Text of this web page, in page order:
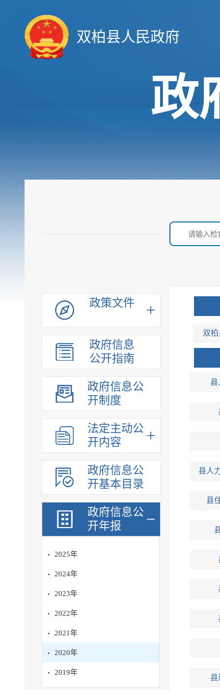
双柏县人民政府
政
政策文件
政府信息
公开指南
政府信息公
开制度
法定主动公
开内容
政府信息公
开基本目录
政府信息公
开年报
2025年
2024年
2023年
2022年
2021年
2020年
2019年
双
县
县人
县
县